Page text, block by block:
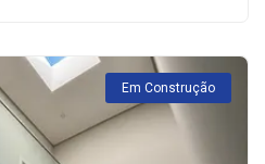
Em Construção